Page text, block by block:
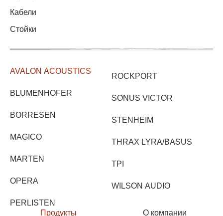
Кабели
Стойки
AVALON ACOUSTICS
BLUMENHOFER
BORRESEN
MAGICO
MARTEN
OPERA
PERLISTEN
ROCKPORT
SONUS VICTOR
STENHEIM
THRAX LYRA/BASUS
TPI
WILSON AUDIO
Продукты О компании